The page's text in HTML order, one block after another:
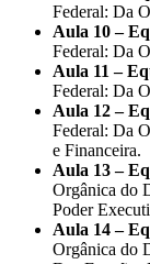
Federal: Da
Aula 10 –
Federal: Da
Aula 11 –
Federal: Da
Aula 12 –
Federal: Da
e Financeira.
Aula 13 –
Orgânica do
Poder
Aula 14 –
Orgânica do